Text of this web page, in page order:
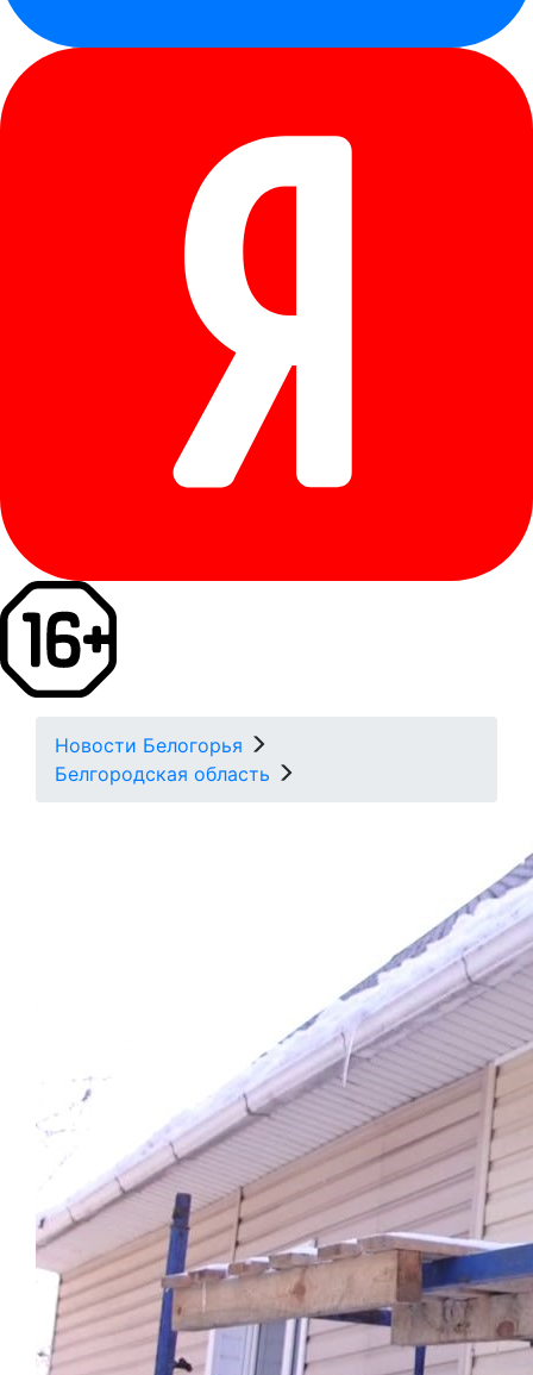
Новости Белогорья
Белгородская область